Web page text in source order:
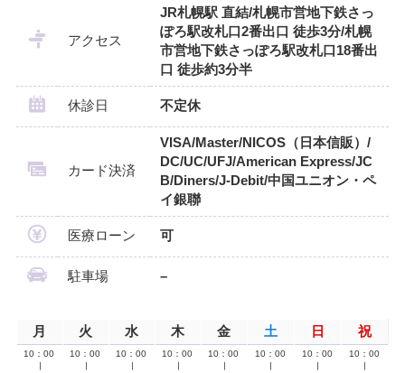
アクセス
JR札幌駅 直結/札幌市営地下鉄さっ
ぽろ駅改札口2番出口 徒歩3分/札幌
市営地下鉄さっぽろ駅改札口18番出
口 徒歩約3分半
休診日 不定休
カード決済
VISA/Master/NICOS（日本信販）/
DC/UC/UFJ/American Express/JC
B/Diners/J-Debit/中国ユニオン・ペ
イ銀聯
医療ローン 可
駐車場 –
月 火 水 木 金 土 日 祝
10：00
10：00
10：00
10：00
10：00
10：00
10：00
10：00